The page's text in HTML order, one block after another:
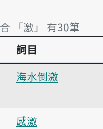
「激」 有30筆
「激」 有30筆
詞目
海水倒激
感激